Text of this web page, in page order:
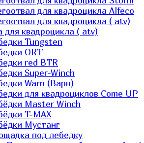
для квадроцикла Alfeco
для квадроцикла ( atv)
для квадроцикла ( atv)
Tungsten
ORT
red BTR
Super-Winch
Warn (Варн)
для квадроциклов Come UP
Master Winch
T-MAX
Мустанг
под лебедку